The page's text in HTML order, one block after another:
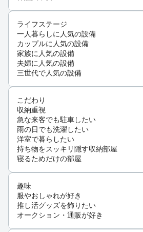
ライフステージ
一人暮らしに人気の設備
カップルに人気の設備
家族に人気の設備
夫婦に人気の設備
三世代で人気の設備
こだわり
収納重視
急な来客でも駐車したい
雨の日でも洗濯したい
洋室で暮らしたい
持ち物をスッキリ隠す収納部屋
寝るためだけの部屋
趣味
服やおしゃれが好き
推し活グッズを飾りたい
オークション・通販が好き